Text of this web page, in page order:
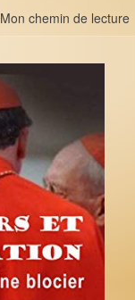
Mon chemin de lecture